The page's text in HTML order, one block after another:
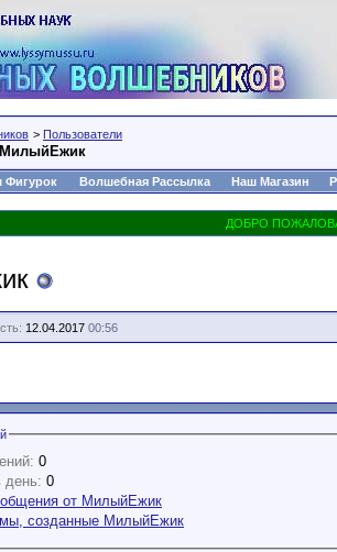
> Пользователи
Фигурок Волшебная Рассылка Наш Магазин
12.04.2017 00:56
0
день: 0
от МилыйЕжик
созданные МилыйЕжик